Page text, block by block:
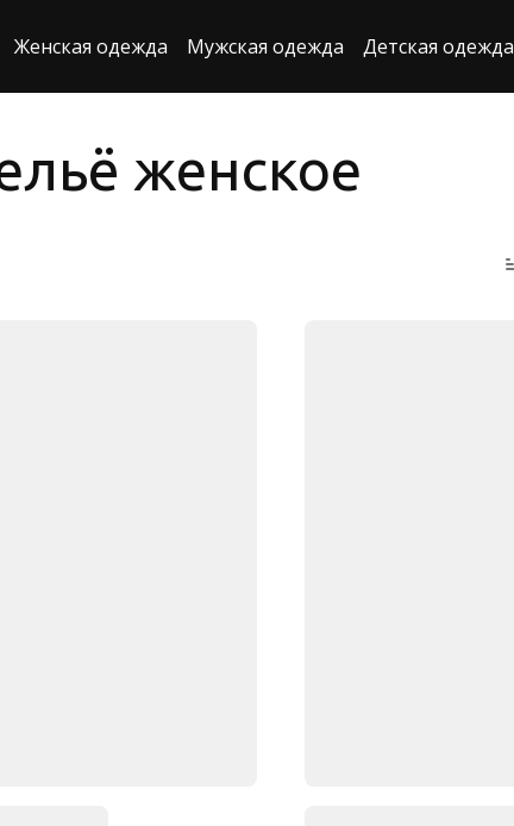
Женская одежда Мужская одежда Детская одежда
женское